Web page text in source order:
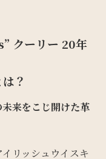
クーリー 20年
？
未来をこじ開けた革
リッシュウイスキ